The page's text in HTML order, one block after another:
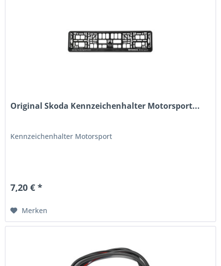
Original Skoda Kennzeichenhalter Motorsport...
Kennzeichenhalter Motorsport
7,20 € *
Merken